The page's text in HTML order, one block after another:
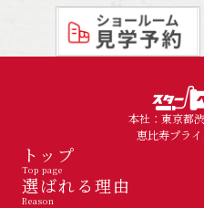
本社：東京都
恵比寿プラ
トップ
Top page
選ばれる理由
Reason